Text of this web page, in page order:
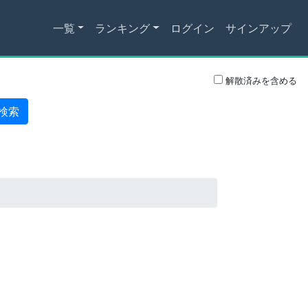
一覧 ランキング ログイン サインアップ
解散済みを含める
索